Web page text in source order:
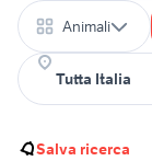
Animali
Salva ricerca